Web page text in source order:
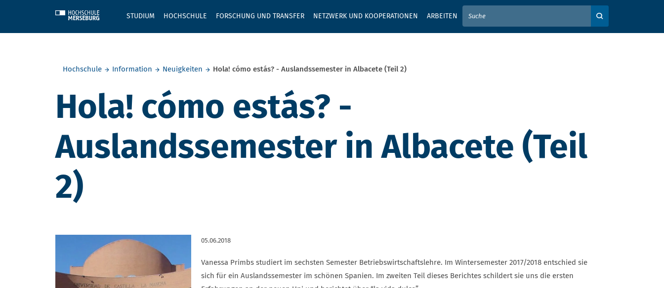
STUDIUM HOCHSCHULE FORSCHUNG UND TRANSFER NETZWERK UND KOOPERATIONEN ARBEITEN
GEBEN SIE HIER IHREN SUCHBEGRIFF EIN
Hochschule
Information Neuigkeiten Hola! cómo estás? - Auslandssemester in Albacete (Teil 2)
Hola! cómo estás? -
Auslandssemester in Albacete (Teil
2)
05.06.2018
Vanessa Primbs studiert im sechsten Semester Betriebswirtschaftslehre. Im Wintersemester 2017/2018 entschied sie
sich für ein Auslandssemester im schönen Spanien. Im zweiten Teil dieses Berichtes schildert sie uns die ersten